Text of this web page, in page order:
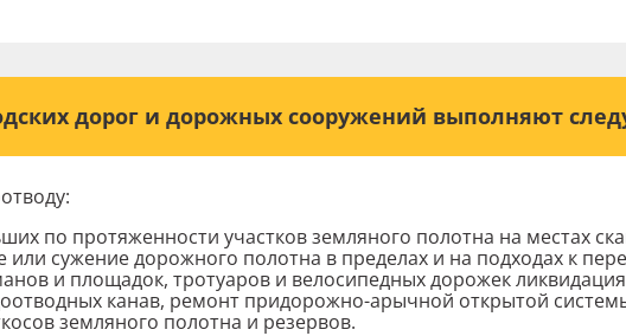
Отправить
с помощью кнопки
Выбрать файл
дорог и дорожных сооружений выполняют
по протяженности участков земляного полотна на местах
сужение дорожного полотна в пределах и на подходах к
и площадок, тротуаров и велосипедных дорожек
канав, ремонт придорожно-арычной открытой
земляного полотна и резервов.